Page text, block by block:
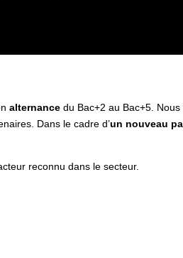
alternance du Bac+2 au Bac+5.
Dans le cadre d’un nouveau
reconnu dans le secteur.